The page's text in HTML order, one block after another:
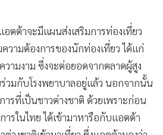
รประชุมร่วมกับ สสว. ในทุกสัปดหา
ร้อมร่วมกันจัดโปรแกรมท่องเที่ยวที่
อให้สมาชิก ได้นำออกไปจำหน่ายให้
จะ เจาะตลาด ระยะใกล้ แถบเอเชีย
ลาง ซึ่งเป็นประเทศที่มีกำลังซื้อสูง
รงพยาบาล เพื่อจัดท่องเที่ยวเชิง